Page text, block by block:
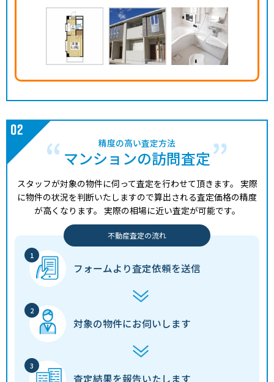
精度の高い査定方法
マンションの訪問査定
スタッフが対象の物件に伺って査定を行わせて頂きます。 実際
に物件の状況を判断いたしますので算出される査定価格の精度
が高くなります。 実際の相場に近い査定が可能です。
不動産査定の流れ
フォームより査定依頼を送信
対象の物件にお伺いします
査定結果を報告いたします